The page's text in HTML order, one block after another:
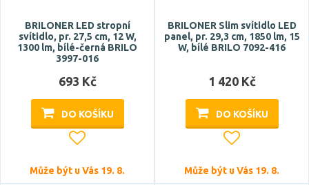
BRILONER LED stropní
svítidlo, pr. 27,5 cm, 12 W,
1300 lm, bílé-černá BRILO
3997-016
693 Kč
DO KOŠÍKU
Může být u Vás 19. 8.
BRILONER Slim svítidlo LED
panel, pr. 29,3 cm, 1850 lm, 15
W, bílé BRILO 7092-416
1 420 Kč
DO KOŠÍKU
Může být u Vás 19. 8.